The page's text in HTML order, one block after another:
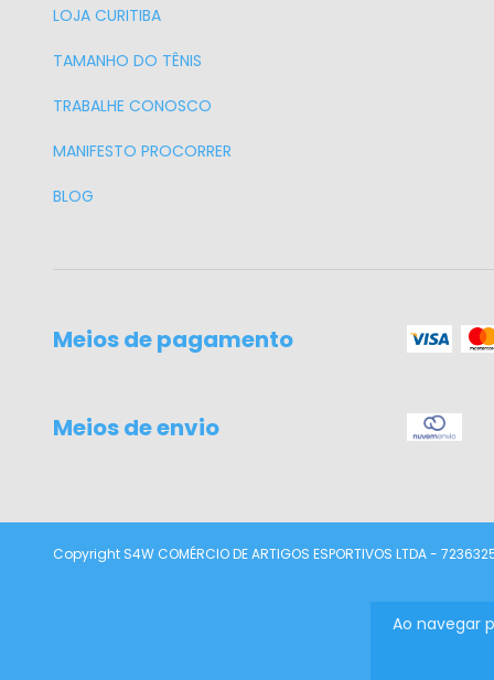
Ao navegar
LOJA CURITIBA
TAMANHO DO TÊNIS
TRABALHE CONOSCO
MANIFESTO PROCORRER
BLOG
Meios de pagamento
Meios de envio
Copyright S4W COMÉRCIO DE ARTIGOS ESPORTIVOS LTDA -